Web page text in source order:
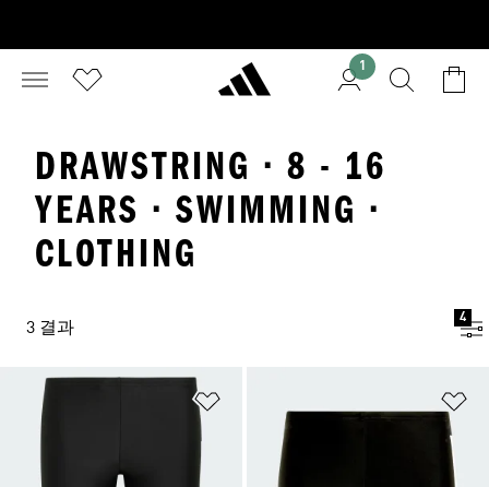
1
DRAWSTRING · 8 - 16
YEARS · SWIMMING ·
CLOTHING
3 결과
4